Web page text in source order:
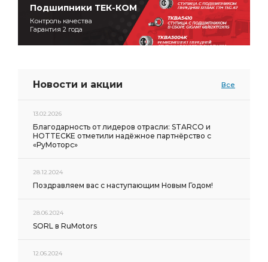
Подшипники ТЕК-КОМ
Контроль качества
Гарантия 2 года
Новости и акции Все
13.02.2026
Благодарность от лидеров отрасли: STARCO и
HOTTECKE отметили надёжное партнёрство с
«РуМоторс»
28.12.2024
Поздравляем вас с наступающим Новым Годом!
28.06.2024
SORL в RuMotors
12.06.2024